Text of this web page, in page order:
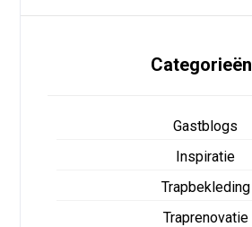
Categorieën
Gastblogs
Inspiratie
Trapbekleding
Traprenovatie